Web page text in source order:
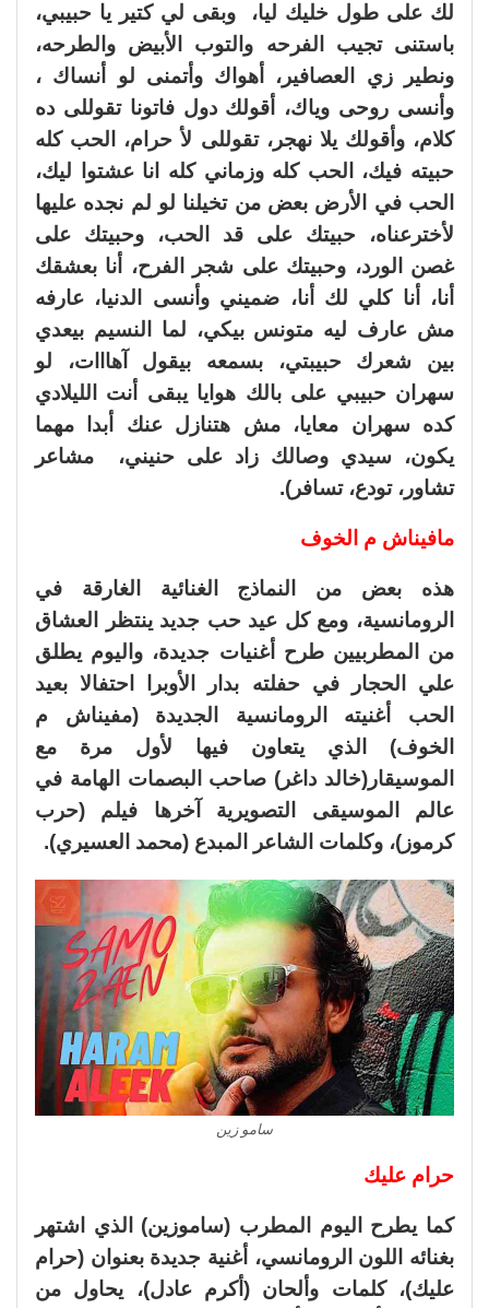
لك على طول خليك ليا، وبقى لي كتير يا حبيبي،
باستنى تجيب الفرحه والتوب الأبيض والطرحه،
ونطير زي العصافير، أهواك وأتمنى لو أنساك ،
وأنسى روحى وياك، أقولك دول فاتونا تقوللى ده
كلام، وأقولك يلا نهجر، تقوللى لأ حرام، الحب كله
حبيته فيك، الحب كله وزماني كله انا عشتوا ليك،
الحب في الأرض بعض من تخيلنا لو لم نجده عليها
لأخترعناه، حبيتك على قد الحب، وحبيتك على
غصن الورد، وحبيتك على شجر الفرح، أنا بعشقك
أنا، أنا كلي لك أنا، ضميني وأنسى الدنيا، عارفه
مش عارف ليه متونس بيكي، لما النسيم بيعدي
بين شعرك حبيبتي، بسمعه بيقول آهااات، لو
سهران حبيبي على بالك هوايا يبقى أنت الليلادي
كده سهران معايا، مش هتنازل عنك أبدا مهما
يكون، سيدي وصالك زاد على حنيني، مشاعر
تشاور، تودع، تسافر).
مافيناش م الخوف
هذه بعض من النماذج الغنائية الغارقة في
الرومانسية، ومع كل عيد حب جديد ينتظر العشاق
من المطربيين طرح أغنيات جديدة، واليوم يطلق
علي الحجار في حفلته بدار الأوبرا احتفالا بعيد
الحب أغنيته الرومانسية الجديدة (مفيناش م
الخوف) الذي يتعاون فيها لأول مرة مع
الموسيقار(خالد داغر) صاحب البصمات الهامة في
عالم الموسيقى التصويرية آخرها فيلم (حرب
كرموز)، وكلمات الشاعر المبدع (محمد العسيري).
سامو زين
حرام عليك
كما يطرح اليوم المطرب (ساموزين) الذي اشتهر
بغنائه اللون الرومانسي، أغنية جديدة بعنوان (حرام
عليك)، كلمات وألحان (أكرم عادل)، يحاول من